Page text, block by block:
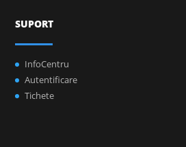
SUPORT
InfoCentru
Autentificare
Tichete